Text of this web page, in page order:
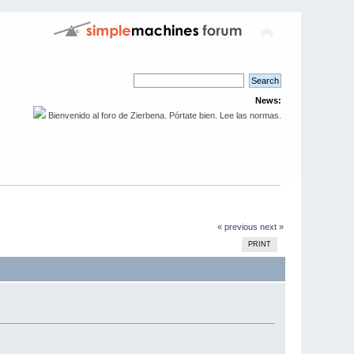
News:
Bienvenido al foro de Zierbena. Pórtate bien. Lee las normas.
« previous next »
PRINT